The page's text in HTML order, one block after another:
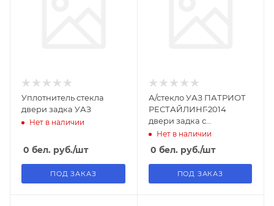
Уплотнитель стекла
двери задка УАЗ
Нет в наличии
0 бел. руб./шт
ПОД ЗАКАЗ
А/стекло УАЗ ПАТРИОТ
РЕСТАЙЛИНГ-2014
двери задка с
подогревом
тонированное
Нет в наличии
0 бел. руб./шт
ПОД ЗАКАЗ